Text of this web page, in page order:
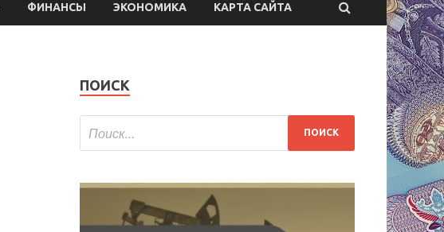
ФИНАНСЫ ЭКОНОМИКА КАРТА САЙТА
ПОИСК